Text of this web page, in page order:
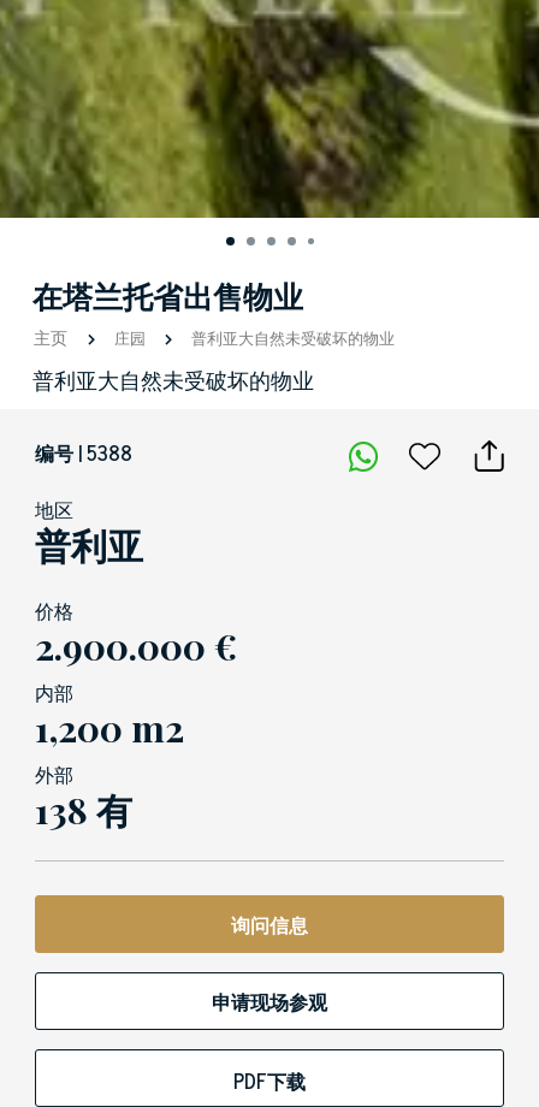
在塔兰托省出售物业
主页 庄园 普利亚大自然未受破坏的物业
普利亚大自然未受破坏的物业
编号 | 5388
地区
普利亚
价格
2.900.000 €
内部
1,200 m2
外部
138 有
询问信息
申请现场参观
PDF下载